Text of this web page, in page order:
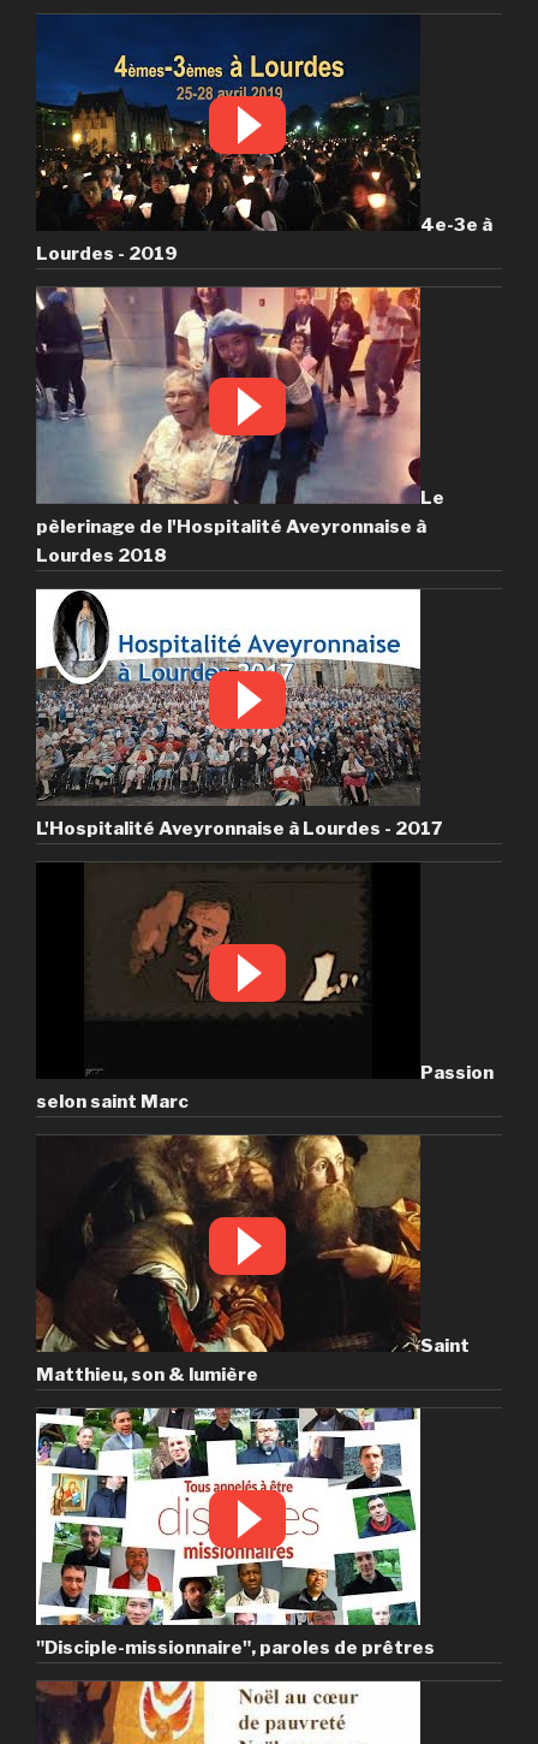
4e-3e à
Lourdes - 2019
Le
pèlerinage de l'Hospitalité Aveyronnaise à
Lourdes 2018
L'Hospitalité Aveyronnaise à Lourdes - 2017
Passion
selon saint Marc
Saint
Matthieu, son & lumière
"Disciple-missionnaire", paroles de prêtres